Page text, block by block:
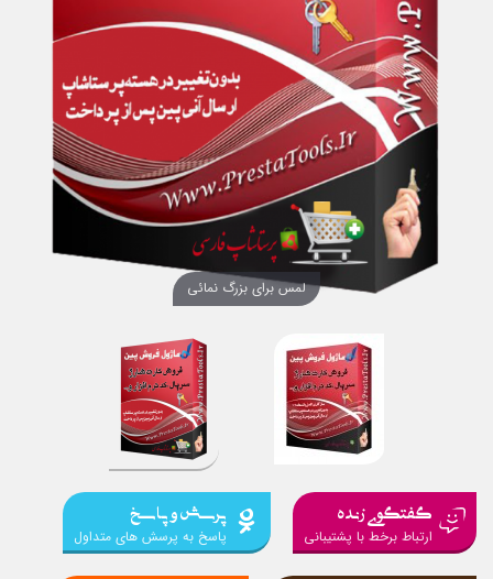
لمس برای بزرگ نمائی
گفتگوی زنده
ارتباط برخط با پشتیبانی
پرسش و پاسخ
پاسخ به پرسش های متداول